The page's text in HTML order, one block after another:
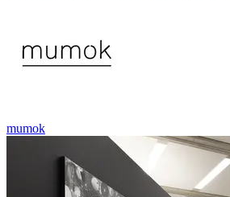
mumok